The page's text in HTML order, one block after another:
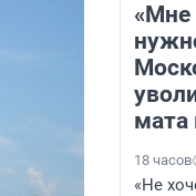
«Мне
мата
18 часов
«Не